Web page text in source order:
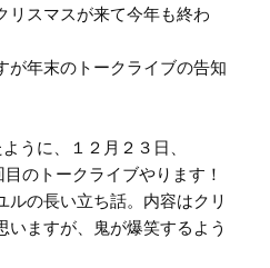
リスマスが来て今年も終わ
が年末のトークライブの告知
うに、１２月２３日、
のトークライブやります！
ルの長い立ち話。内容はクリ
いますが、鬼が爆笑するよう